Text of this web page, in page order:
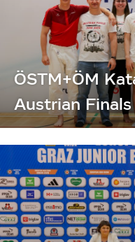
ÖSTM+ÖM
Austrian Finals